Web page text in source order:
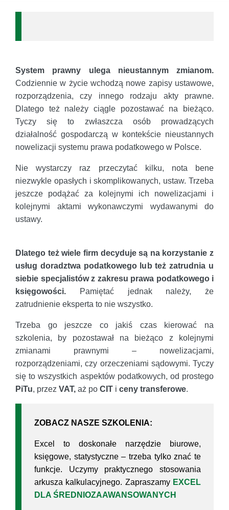
System prawny ulega nieustannym zmianom.
Codziennie w życie wchodzą nowe zapisy ustawowe,
rozporządzenia, czy innego rodzaju akty prawne.
Dlatego też należy ciągle pozostawać na bieżąco.
Tyczy się to zwłaszcza osób prowadzących
działalność gospodarczą w kontekście nieustannych
nowelizacji systemu prawa podatkowego w Polsce.
Nie wystarczy raz przeczytać kilku, nota bene
niezwykle opasłych i skomplikowanych, ustaw. Trzeba
jeszcze podążać za kolejnymi ich nowelizacjami i
kolejnymi aktami wykonawczymi wydawanymi do
ustawy.
Dlatego też wiele firm decyduje są na korzystanie z
usług doradztwa podatkowego lub też zatrudnia u
siebie specjalistów z zakresu prawa podatkowego i
księgowości. Pamiętać jednak należy, że
zatrudnienie eksperta to nie wszystko.
Trzeba go jeszcze co jakiś czas kierować na
szkolenia, by pozostawał na bieżąco z kolejnymi
zmianami prawnymi – nowelizacjami,
rozporządzeniami, czy orzeczeniami sądowymi. Tyczy
się to wszystkich aspektów podatkowych, od prostego
PiTu, przez VAT, aż po CIT i ceny transferowe.
ZOBACZ NASZE SZKOLENIA:
Excel to doskonałe narzędzie biurowe,
księgowe, statystyczne – trzeba tylko znać te
funkcje. Uczymy praktycznego stosowania
arkusza kalkulacyjnego. Zapraszamy EXCEL
DLA ŚREDNIOZAAWANSOWANYCH